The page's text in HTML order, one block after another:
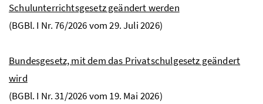
Schulunterrichtsgesetz geändert werden
(BGBl. I Nr.76/2026 vom 29. Juli 2026)
Bundesgesetz, mit dem das Privatschulgesetz geändert
wird
(BGBl. I Nr.31/2026 vom 19. Mai 2026)